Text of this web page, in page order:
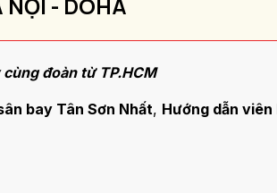
NỘI - DOHA
đoàn từ TP.HCM
bay Tân Sơn Nhất, Hướng dẫn